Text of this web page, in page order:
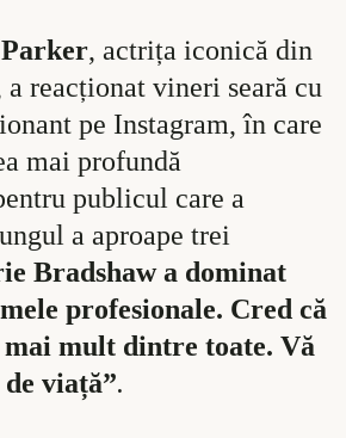
Parker, actrița iconică din
reacționat vineri seară cu
pe Instagram, în care
mai profundă
publicul care a
a aproape trei
Bradshaw a dominat
profesionale. Cred că
mult dintre toate. Vă
viață”.